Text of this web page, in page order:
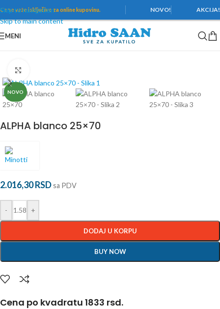
Skip to navigation
Skip to main content
Cene važeisključivo za online kupovinu. NOVO! AKCIJA!
MENI
NOVO
ALPHA blanco 25×70
2.016,30RSDsa PDV
- +
DODAJ U KORPU
BUY NOW
Cena po kvadratu 1833 rsd.